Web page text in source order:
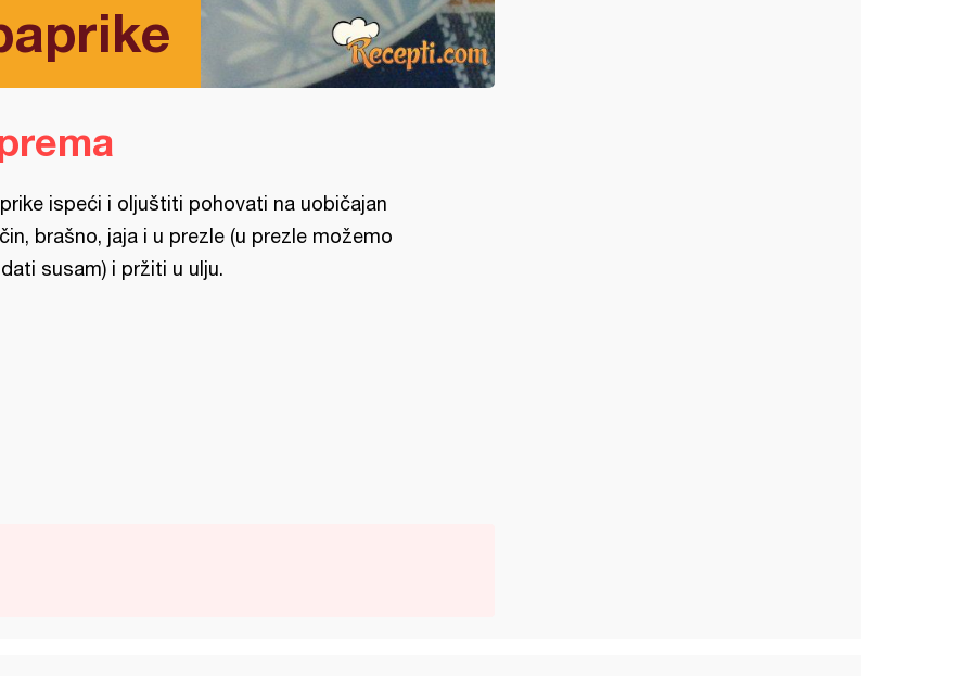
ispeći i oljuštiti pohovati na uobičajan
brašno, jaja i u prezle (u prezle možemo
susam) i pržiti u ulju.